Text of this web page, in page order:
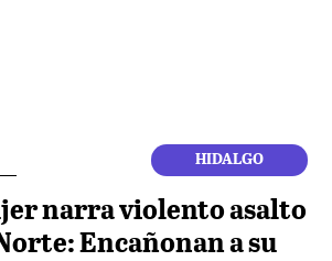
HIDALGO
narra violento asalto
Encañonan a su